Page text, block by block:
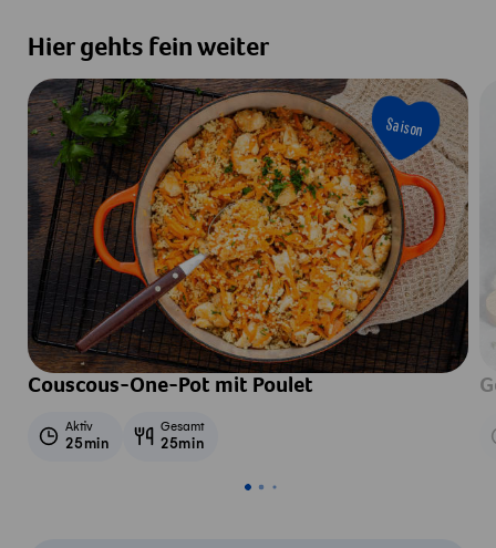
Hier gehts fein weiter
Saison
Couscous-One-Pot mit Poulet
Aktiv
25min
Gesamt
25min